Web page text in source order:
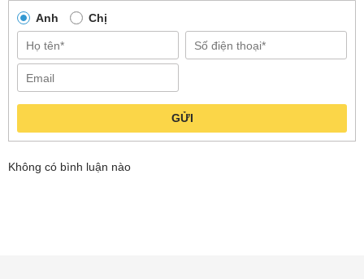
Anh Chị
GỬI
Không có bình luận nào